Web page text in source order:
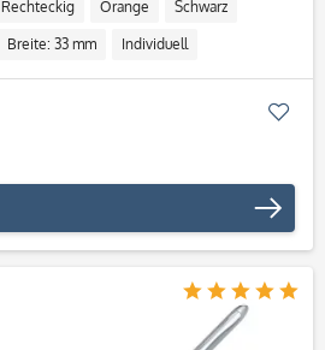
Rechteckig Orange Schwarz
Breite: 33 mm Individuell